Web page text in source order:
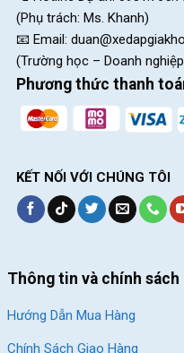
(Phụ trách: Ms. Khanh)
📧 Email:
(Trường học – Doanh
Phương thức thanh
KẾT NỐI VỚI CHÚNG TÔI
Thông tin và chính sách
Hướng Dẫn Mua Hàng
Chính Sách Giao Hàng